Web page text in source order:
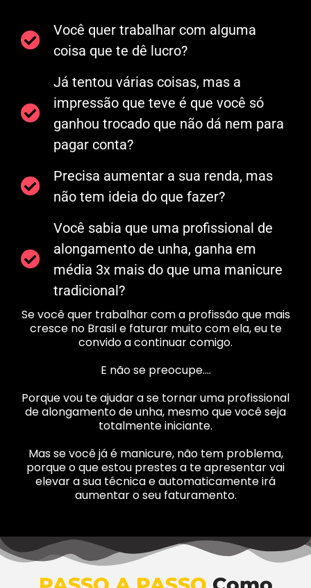
Você quer trabalhar com alguma
coisa que te dê lucro?
Já tentou várias coisas, mas a
impressão que teve é que você só
ganhou trocado que não dá nem para
pagar conta?
Precisa aumentar a sua renda, mas
não tem ideia do que fazer?
Você sabia que uma profissional de
alongamento de unha, ganha em
média 3x mais do que uma manicure
tradicional?
Se você quer trabalhar com a profissão que mais
cresce no Brasil e faturar muito com ela, eu te
convido a continuar comigo.
E não se preocupe….
Porque vou te ajudar a se tornar uma profissional
de alongamento de unha, mesmo que você seja
totalmente iniciante.
Mas se você já é manicure, não tem problema,
porque o que estou prestes a te apresentar vai
elevar a sua técnica e automaticamente irá
aumentar o seu faturamento.